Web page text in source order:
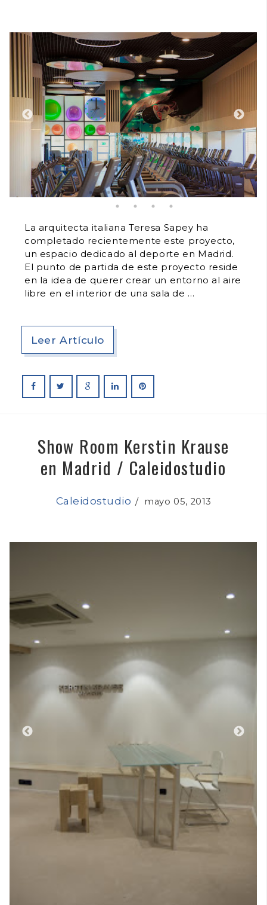
La arquitecta italiana Teresa Sapey ha
completado recientemente este proyecto,
un espacio dedicado al deporte en Madrid.
El punto de partida de este proyecto reside
en la idea de querer crear un entorno al aire
libre en el interior de una sala de
Leer Artículo
Show Room Kerstin Krause
en Madrid / Caleidostudio
Caleidostudio /mayo 05, 2013